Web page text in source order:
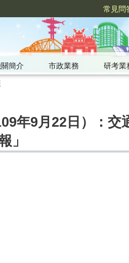
常見問
簡介 市政業務 研考業
年9月22日）：交
」